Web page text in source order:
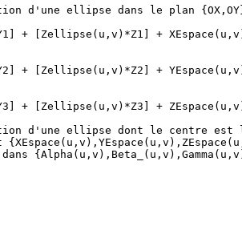
ellipse dans le plan
+
+
[Zellipse(u,v)*Z3] +
ellipse dont le centre est